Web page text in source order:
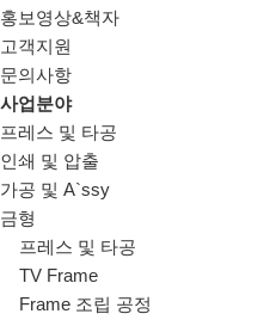
홍보영상&책자
고객지원
문의사항
사업분야
프레스 및 타공
인쇄 및 압출
가공 및 A`ssy
금형
프레스 및 타공
TV Frame
Frame 조립 공정